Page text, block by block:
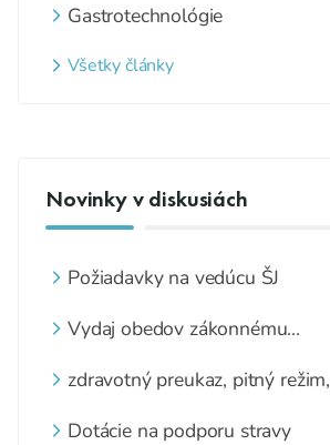
Gastrotechnológie
Všetky články
Novinky v diskusiách
Požiadavky na vedúcu ŠJ
Vydaj obedov zákonnému
zdravotný preukaz, pitný režim,
Dotácie na podporu stravy